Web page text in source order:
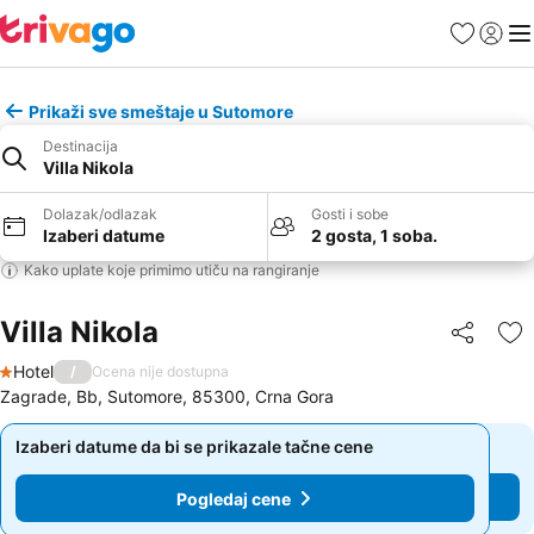
FavoritiPrijavi
Prikaži sve smeštaje u Sutomore
Destinacija
Villa Nikola
Dolazak/odlazak
Izaberi datume
Gosti i sobe
2 gosta, 1 soba.
Kako uplate koje primimo utiču na rangiranje
Villa Nikola Deli
1 Zvezdice
Hotel / Ocena nije dostupna
Zagrade, Bb, Sutomore, 85300, Crna Gora
Izaberi datume da bi se prikazale tačne cene
Pogledaj cene
Izaberi datume da bi se prikazale tačne cene
Pogledaj cene